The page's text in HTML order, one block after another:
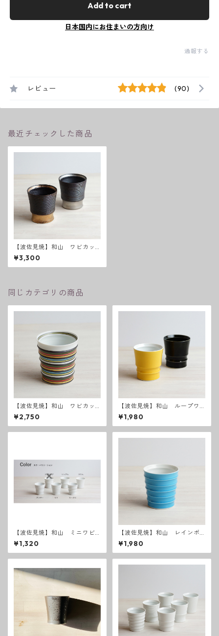
Add to cart
日本国内にお住まいの方向け
通報する
レビュー (90)
最近チェックした商品
【波佐見焼】和山 ワビカッ
プ ボーダー - 全２色 -
¥3,300
同じカテゴリの商品
【波佐見焼】和山 ワビカッ
プ カラーズレインボー
¥2,750
【波佐見焼】和山 ループワ
ビカップ （イエロー ／ イン
ディゴ）
¥1,980
【波佐見焼】和山 ミニワビ
カップ 白 - 全6種類 -
¥1,320
【波佐見焼】和山 レインボ
ーブルー ワビカップ
¥1,980